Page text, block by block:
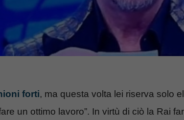
forti, ma questa volta lei riserva solo
un ottimo lavoro”. In virtù di ciò la Rai